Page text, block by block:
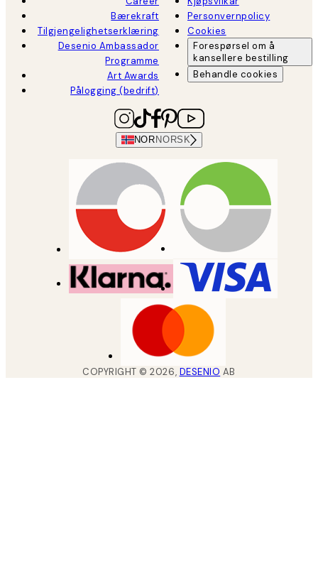
Bærekraft
Tilgjengelighetserklæring
Desenio Ambassador
Programme
Art Awards
Pålogging (bedrift)
Personvernpolicy
Cookies
Forespørsel om å
kansellere bestilling
Behandle cookies
NOR NORSK
COPYRIGHT ©2026, DESENIO AB